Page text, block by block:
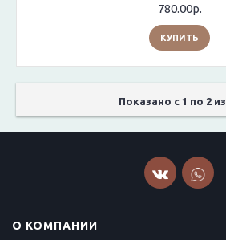
780.00р.
КУПИТЬ
Показано с 1 по 2
О КОМПАНИИ